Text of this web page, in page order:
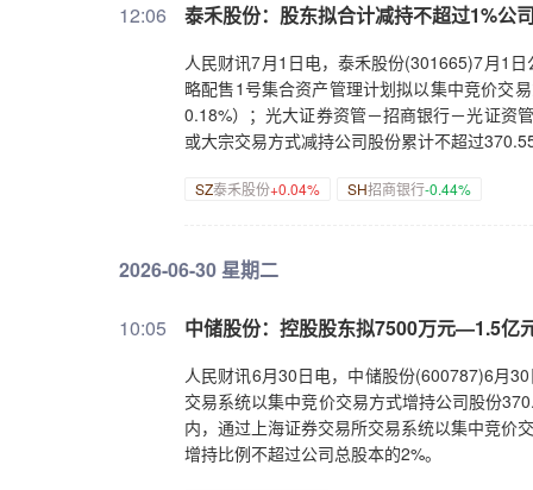
12:06 泰禾股份：股东拟合计减持不超过1%公
人民财讯7月1日电，泰禾股份(301665)7月1
略配售1号集合资产管理计划拟以集中竞价交
0.18%）；光大证券资管－招商银行－光证资
或大宗交易方式减持公司股份累计不超过
SZ泰禾股份+0.04% SH招商银行-0.44%
2026-06-30 星期二
10:05 中储股份：控股股东拟7500万元—1.5亿
人民财讯6月30日电，中储股份(600787)6月
交易系统以集中竞价交易方式增持公司股份
内，通过上海证券交易所交易系统以集中竞价
增持比例不超过公司总股本的2%。